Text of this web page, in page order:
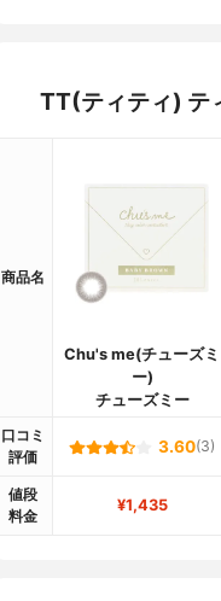
TT(ティティ) テ
商品名
Chu's me(チューズミ
ー)
チューズミー
口コミ
評価
3.60(3)
値段
料金
¥1,435